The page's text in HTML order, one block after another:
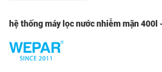
hệ thống máy lọc nước nhiễm mặn 400l